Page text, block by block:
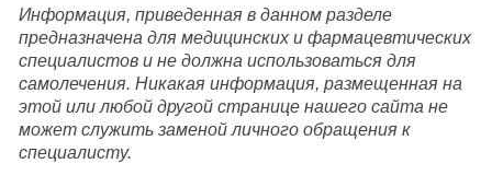
Информация, приведенная в данном разделе
предназначена для медицинских и фармацевтических
специалистов и не должна использоваться для
самолечения. Никакая информация, размещенная на
этой или любой другой странице нашего сайта не
может служить заменой личного обращения к
специалисту.